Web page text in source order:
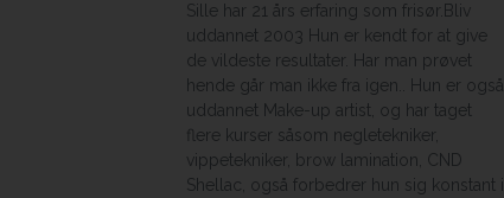
Sille har 21 års erfaring som frisør.Bliv
uddannet 2003 Hun er kendt for at give
de vildeste resultater. Har man prøvet
hende går man ikke fra igen.. Hun er også
uddannet Make-up artist, og har taget
flere kurser såsom negletekniker,
vippetekniker, brow lamination, CND
Shellac, også forbedrer hun sig konstant i